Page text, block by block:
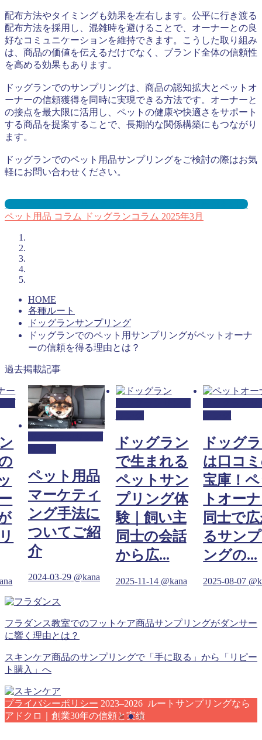
配布方法やタイミングも効果を左右します。公平に行き渡る
配布方法を採用し、混雑時を避けることで、オーナーとの良
好なコミュニケーションを維持できます。こうした取り組み
は、商品の価値を伝えるだけでなく、ブランド全体の信頼性
を高める効果もあります。
ドッグランでのサンプリングは、商品の認知拡大とペットオ
ーナーの信頼獲得を同時に実現できる方法です。オーナーと
の接点を最大限に活用し、ペットの健康や快適さをサポート
する商品を提案することで、長期的な関係構築にもつながり
ます。
ドッグランでのペット用品サンプリングをご検討の際はお気
軽にお問い合わせください。
ドッグランサンプリングとは？メリット３選と事例を紹介
ペット用品 コラム ドッグランコラム 2025年3月
HOME
各種ルート
ドッグランサンプリング
ドッグランでのペット用サンプリングがペットオーナ
ーの信頼を得る理由とは？
過去掲載記事
プ
ペット用品
マーケティ
ング手法に
ついてご紹
介
2024-03-29 @kana
ドッグラン
で生まれる
ペットサン
プリング体
験｜飼い主
同士の会話
から広...
2025-11-14 @kana
ドッグ
は口コ
宝庫！
トオー
同士で
るサン
ングの...
2025-08-07
フラダンス教室でのフットケア商品サンプリングがダンサー
に響く理由とは？
スキンケア商品のサンプリングで「手に取る」から「リピー
ト購入」へ
プライバシーポリシー 2023–2026 ルートサンプリングなら
アドクロ｜創業30年の信頼と実績